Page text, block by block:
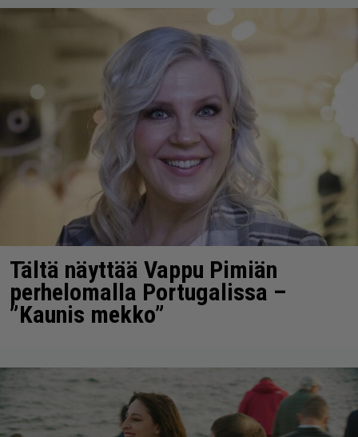
Tältä näyttää Vappu Pimiän
perhelomalla Portugalissa –
”Kaunis mekko”